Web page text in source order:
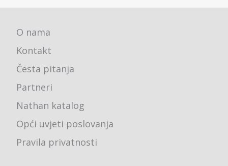
O nama
Kontakt
Česta pitanja
Partneri
Nathan katalog
Opći uvjeti poslovanja
Pravila privatnosti